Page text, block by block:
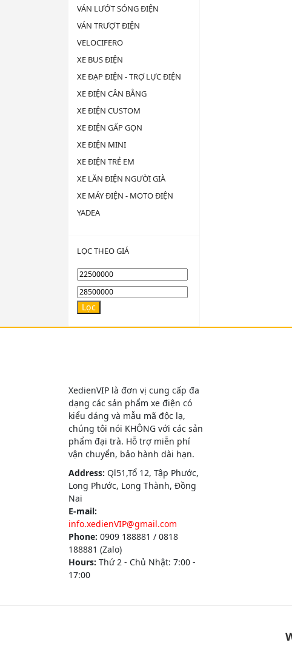
VÁN LƯỚT SÓNG ĐIỆN
VÁN TRƯỢT ĐIỆN
VELOCIFERO
XE BUS ĐIỆN
XE ĐẠP ĐIỆN - TRỢ LỰC ĐIỆN
XE ĐIỆN CÂN BẰNG
XE ĐIỆN CUSTOM
XE ĐIỆN GẤP GỌN
XE ĐIỆN MINI
XE ĐIỆN TRẺ EM
XE LĂN ĐIỆN NGƯỜI GIÀ
XE MÁY ĐIỆN - MOTO ĐIỆN
YADEA
LỌC THEO GIÁ
Giá
thấp
nhất
Giá
cao
nhất
Lọc
XedienVIP là đơn vị cung cấp đa
dạng các sản phẩm xe điện có
kiểu dáng và mẫu mã độc lạ,
chúng tôi nói KHÔNG với các sản
phẩm đại trà. Hỗ trợ miễn phí
vận chuyển, bảo hành dài hạn.
Address: Ql51,Tổ 12, Tập Phước,
Long Phước, Long Thành, Đồng
Nai
E-mail:
info.xedienVIP@gmail.com
Phone: 0909 188881 / 0818
188881 (Zalo)
Hours: Thứ 2 - Chủ Nhật: 7:00 -
17:00